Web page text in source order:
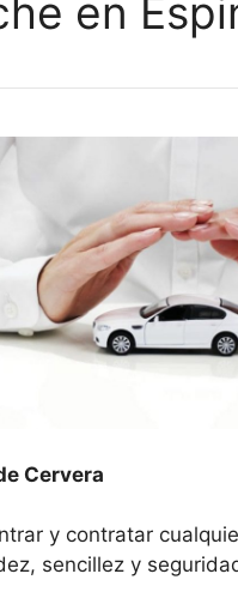
en
Cervera
y contratar
sencillez y